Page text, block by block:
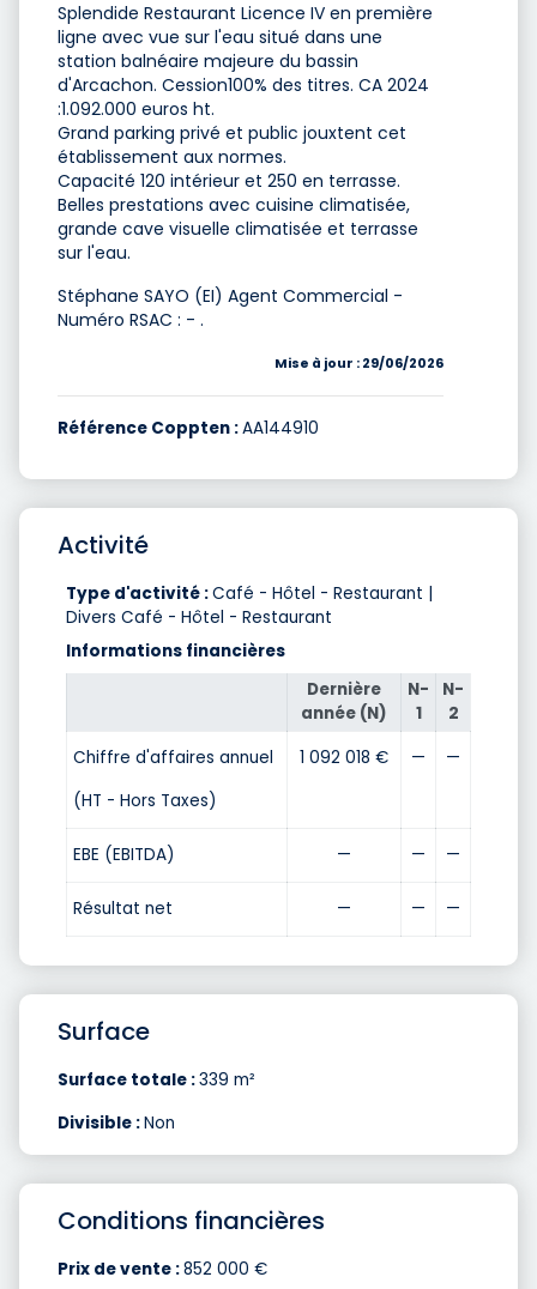
Splendide Restaurant Licence IV en première
ligne avec vue sur l'eau situé dans une
station balnéaire majeure du bassin
d'Arcachon. Cession100% des titres. CA 2024
:1.092.000 euros ht.
Grand parking privé et public jouxtent cet
établissement aux normes.
Capacité 120 intérieur et 250 en terrasse.
Belles prestations avec cuisine climatisée,
grande cave visuelle climatisée et terrasse
sur l'eau.
Stéphane SAYO (EI) Agent Commercial -
Numéro RSAC : - .
Mise à jour : 29/06/2026
Référence Coppten :AA144910
Activité
Type d'activité :Café - Hôtel - Restaurant |
Divers Café - Hôtel - Restaurant
Informations financières
Dernière
année (N)
N-
1
N-
2
Chiffre d'affaires annuel
(HT - Hors Taxes)
1 092 018 € — —
EBE (EBITDA) — — —
Résultat net — — —
Surface
Surface totale :339 m²
Divisible :Non
Conditions financières
Prix de vente :852 000 €